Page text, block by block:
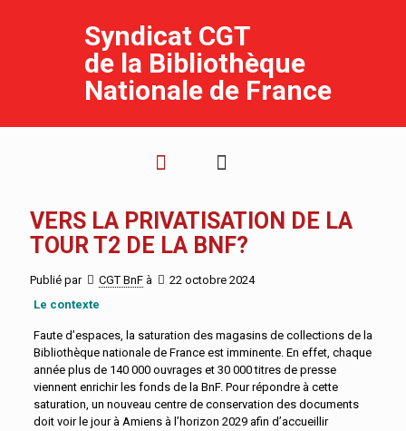
Syndicat CGT
de la Bibliothèque
Nationale de France
VERS LA PRIVATISATION DE LA
TOUR T2 DE LA BNF?
Publié par CGT BnF à
22 octobre 2024
Le contexte
Faute d’espaces, la saturation des magasins de collections de la
Bibliothèque nationale de France est imminente. En effet, chaque
année plus de 140 000 ouvrages et 30 000 titres de presse
viennent enrichir les fonds de la BnF. Pour répondre à cette
saturation, un nouveau centre de conservation des documents
doit voir le jour à Amiens à l’horizon 2029 afin d’accueillir